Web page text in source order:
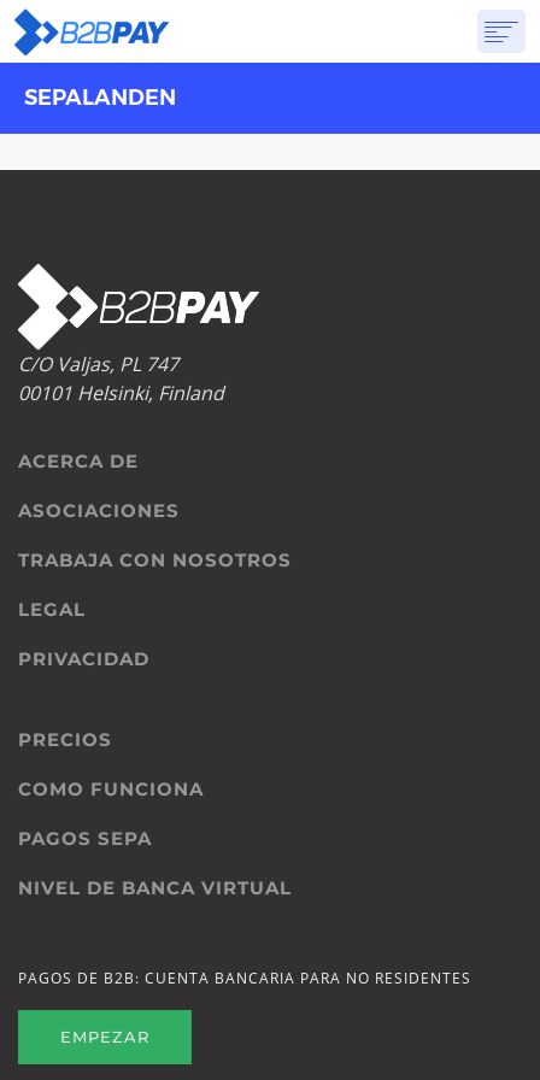
ACERCA DE SOLUCIONES
SEPALANDEN
C/O Valjas, PL 747
00101 Helsinki, Finland
ACERCA DE
ASOCIACIONES
TRABAJA CON NOSOTROS
LEGAL
PRIVACIDAD
PRECIOS
COMO FUNCIONA
PAGOS SEPA
NIVEL DE BANCA VIRTUAL
PAGOS DE B2B: CUENTA BANCARIA PARA NO RESIDENTES
EMPEZAR